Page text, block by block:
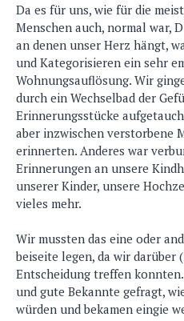
Da es für uns, wie für die
Menschen auch, normal war,
an denen unser Herz hängt,
und Kategorisieren ein sehr
Wohnungsauflösung. Wir
durch ein Wechselbad der
Erinnerungsstücke
aber inzwischen verstorbene
erinnerten. Anderes war
Erinnerungen an unsere
unserer Kinder, unsere
vieles mehr.
Wir mussten das eine oder
beiseite legen, da wir darüber
Entscheidung treffen
und gute Bekannte gefragt,
würden und bekamen eingie